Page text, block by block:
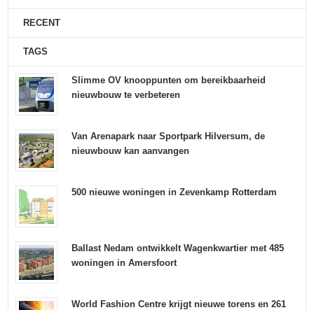
RECENT
TAGS
Slimme OV knooppunten om bereikbaarheid
nieuwbouw te verbeteren
Van Arenapark naar Sportpark Hilversum, de
nieuwbouw kan aanvangen
500 nieuwe woningen in Zevenkamp Rotterdam
Ballast Nedam ontwikkelt Wagenkwartier met 485
woningen in Amersfoort
World Fashion Centre krijgt nieuwe torens en 261